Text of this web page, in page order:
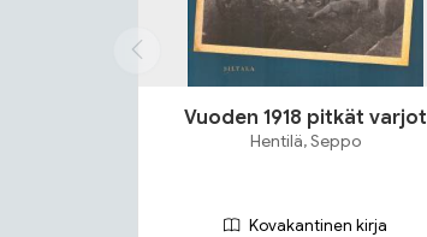
Vuoden 1918 pitkät varjot
Hentilä, Seppo
Kovakantinen kirja